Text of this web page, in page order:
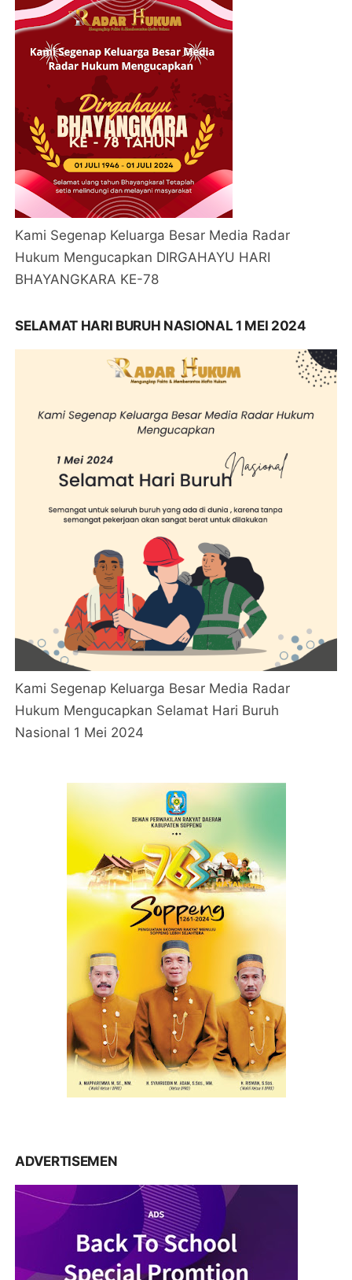
Kami Segenap Keluarga Besar Media Radar
Hukum Mengucapkan DIRGAHAYU HARI
BHAYANGKARA KE-78
SELAMAT HARI BURUH NASIONAL 1 MEI 2024
Kami Segenap Keluarga Besar Media Radar
Hukum Mengucapkan Selamat Hari Buruh
Nasional 1 Mei 2024
ADVERTISEMEN